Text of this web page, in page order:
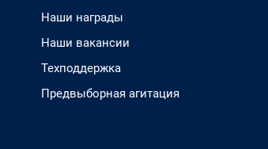
Наши награды
Наши вакансии
Техподдержка
Предвыборная агитация